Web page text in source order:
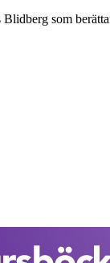
som